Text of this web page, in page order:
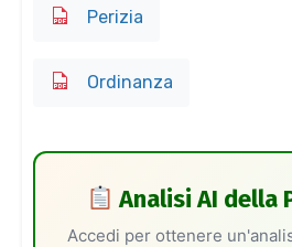
Perizia
Ordinanza
Analisi AI della
Accedi per ottenere